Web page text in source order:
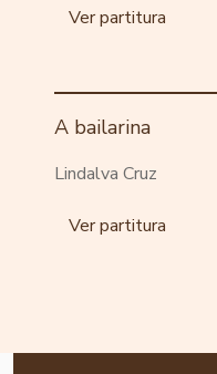
Ver partitura
A bailarina
Lindalva Cruz
Ver partitura